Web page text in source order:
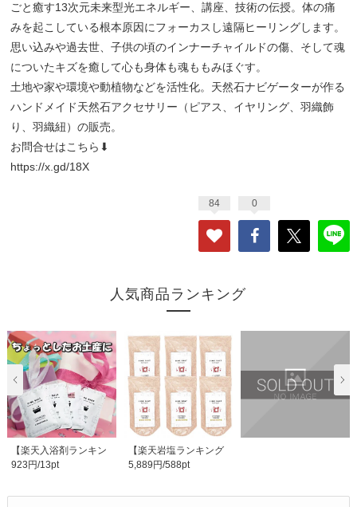
ごと癒す13次元未来型光エネルギー、講座、技術の伝授。体の痛
みを起こしている根本原因にフォーカスし遠隔ヒーリングします。
思い込みや過去世、子供の頃のインナーチャイルドの傷、そして魂
についたキズを癒して心も身体も魂ももみほぐす。
土地や家や環境や動植物などを活性化。天然石ナビゲーターが作る
ハンドメイド天然石アクセサリー（ピアス、イヤリング、羽織飾
り、羽織紐）の販売。
お問合せはこちら⬇︎
https://x.gd/18X
84 0
人気商品ランキング
【楽天入浴剤ランキン
グ1位】バスソルト ..
923円/13pt
【楽天岩塩ランキング
1位】6個セット 水..
5,889円/588pt